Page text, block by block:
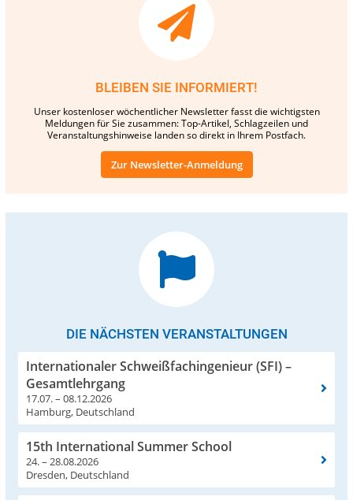
BLEIBEN SIE INFORMIERT!
Unser kostenloser wöchentlicher Newsletter fasst die wichtigsten
Meldungen für Sie zusammen: Top-Artikel, Schlagzeilen und
Veranstaltungshinweise landen so direkt in Ihrem Postfach.
Zur Newsletter-Anmeldung
DIE NÄCHSTEN VERANSTALTUNGEN
Internationaler Schweißfachingenieur (SFI) –
Gesamtlehrgang
17.07. – 08.12.2026
Hamburg, Deutschland
15th International Summer School
24. – 28.08.2026
Dresden, Deutschland